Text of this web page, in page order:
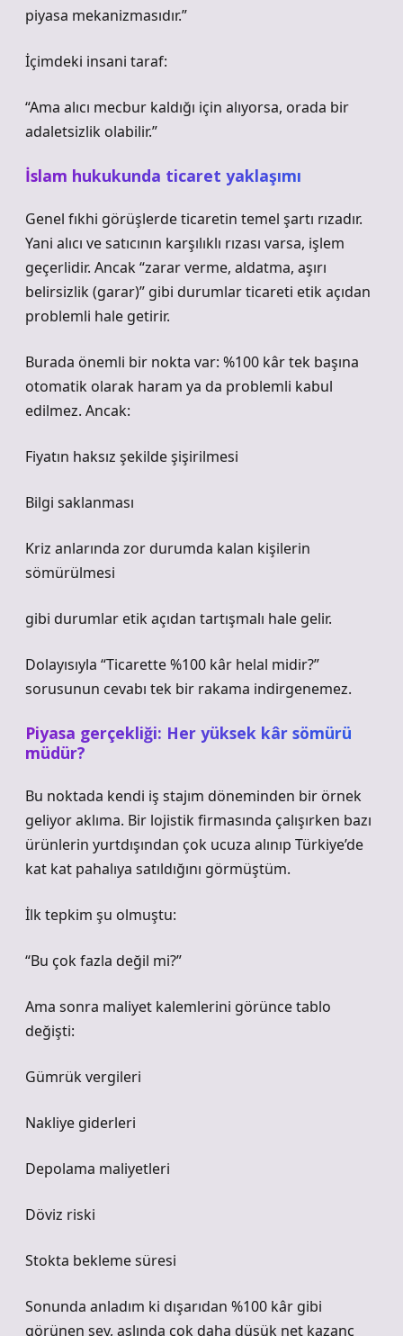
piyasa mekanizmasıdır.”
İçimdeki insani taraf:
“Ama alıcı mecbur kaldığı için alıyorsa, orada bir
adaletsizlik olabilir.”
İslam hukukunda ticaret yaklaşımı
Genel fıkhi görüşlerde ticaretin temel şartı rızadır.
Yani alıcı ve satıcının karşılıklı rızası varsa, işlem
geçerlidir. Ancak “zarar verme, aldatma, aşırı
belirsizlik (garar)” gibi durumlar ticareti etik açıdan
problemli hale getirir.
Burada önemli bir nokta var: %100 kâr tek başına
otomatik olarak haram ya da problemli kabul
edilmez. Ancak:
Fiyatın haksız şekilde şişirilmesi
Bilgi saklanması
Kriz anlarında zor durumda kalan kişilerin
sömürülmesi
gibi durumlar etik açıdan tartışmalı hale gelir.
Dolayısıyla “Ticarette %100 kâr helal midir?”
sorusunun cevabı tek bir rakama indirgenemez.
Piyasa gerçekliği: Her yüksek kâr sömürü
müdür?
Bu noktada kendi iş stajım döneminden bir örnek
geliyor aklıma. Bir lojistik firmasında çalışırken bazı
ürünlerin yurtdışından çok ucuza alınıp Türkiye’de
kat kat pahalıya satıldığını görmüştüm.
İlk tepkim şu olmuştu:
“Bu çok fazla değil mi?”
Ama sonra maliyet kalemlerini görünce tablo
değişti:
Gümrük vergileri
Nakliye giderleri
Depolama maliyetleri
Döviz riski
Stokta bekleme süresi
Sonunda anladım ki dışarıdan %100 kâr gibi
görünen şey, aslında çok daha düşük net kazanç